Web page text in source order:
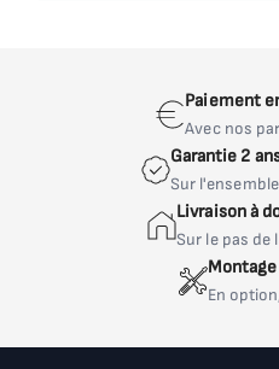
Paiement
Avec nos
Garantie 2
Sur
Livraison à
Sur le pas de
En